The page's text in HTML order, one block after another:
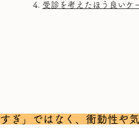
受診を考えたほう良いケ
ぎ」ではなく、衝動性や